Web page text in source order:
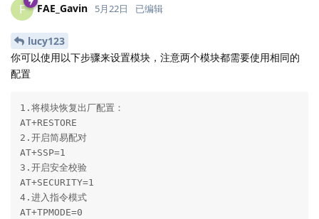
F FAE_Gavin 5月22日 已编辑
lucy123
你可以使用以下步骤来设置模块，注意两个模块都需要使用相同的
配置
1.将模块恢复出厂配置：
AT+RESTORE
2.开启简易配对
AT+SSP=1
3.开启安全校验
AT+SECURITY=1
4.进入指令模式
AT+TPMODE=0